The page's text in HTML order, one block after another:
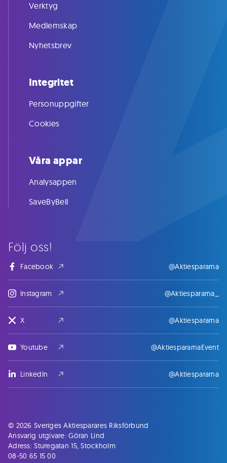
Följ oss!
Facebook @Aktiespararna
Instagram @Aktiespararna_
X @Aktiespararna
Youtube @AktiespararnaEvent
LinkedIn @Aktiespararna
Verktyg
Medlemskap
Nyhetsbrev
Integritet
Personuppgifter
Cookies
Våra appar
Analysappen
SaveByBell
© 2026 Sveriges Aktiesparares Riksförbund
Ansvarig utgivare: Göran Lind
Adress: Sturegatan 15, Stockholm
08-50 65 15 00